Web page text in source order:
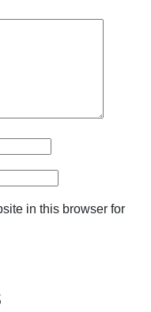
in this browser for